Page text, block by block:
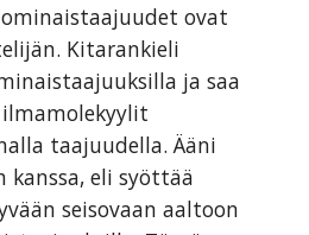
ovat
Kitarankieli
ja saa
taajuudella. Ääni
kanssa, eli syöttää
seisovaan aaltoon